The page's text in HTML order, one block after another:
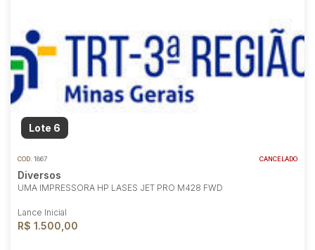
Lote 6
COD. 1867 CANCELADO
Diversos
UMA IMPRESSORA HP LASES JET PRO M428 FWD
Lance Inicial
R$ 1.500,00